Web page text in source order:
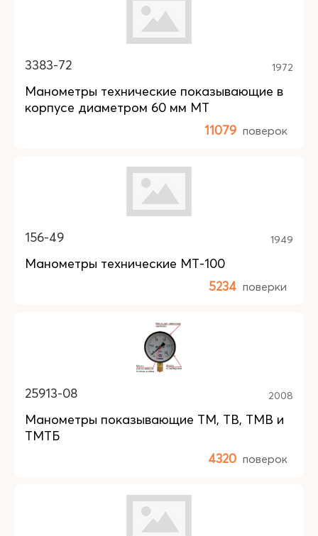
3383-72 1972
Манометры технические показывающие в
корпусе диаметром 60 мм МТ
11079 поверок
156-49 1949
Манометры технические МТ-100
5234 поверки
25913-08 2008
Манометры показывающие ТМ, ТВ, ТМВ и
ТМТБ
4320 поверок